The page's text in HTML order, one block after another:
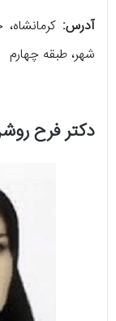
آدرس:
شهر، طبقه چهارم
دکتر فرح